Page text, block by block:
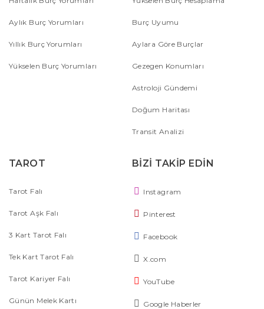
Aylık Burç Yorumları
Yıllık Burç Yorumları
Yükselen Burç Yorumları
Burç Uyumu
Aylara Göre Burçlar
Gezegen Konumları
Astroloji Gündemi
Doğum Haritası
Transit Analizi
TAROT
Tarot Falı
Tarot Aşk Falı
3 Kart Tarot Falı
Tek Kart Tarot Falı
Tarot Kariyer Falı
Günün Melek Kartı
BİZİ TAKİP EDİN
Instagram
Pinterest
Facebook
X.com
YouTube
Google Haberler